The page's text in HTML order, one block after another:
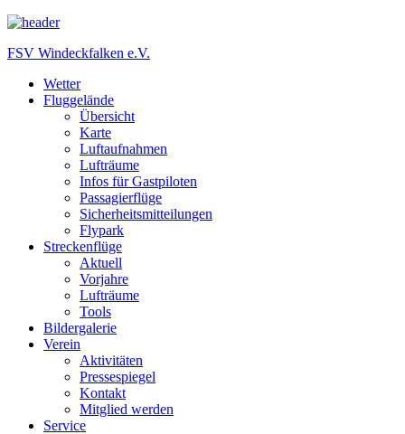
FSV Windeckfalken e.V.
Wetter
Fluggelände
Übersicht
Karte
Luftaufnahmen
Lufträume
Infos für Gastpiloten
Passagierflüge
Sicherheitsmitteilungen
Flypark
Streckenflüge
Aktuell
Vorjahre
Lufträume
Tools
Bildergalerie
Verein
Aktivitäten
Pressespiegel
Kontakt
Mitglied werden
Service